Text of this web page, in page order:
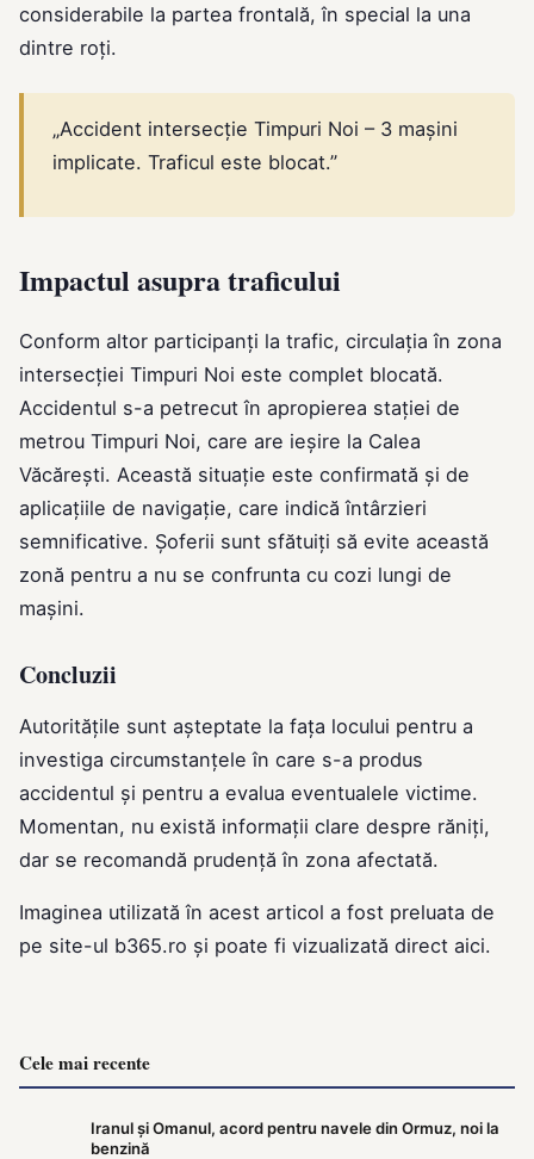
considerabile la partea frontală, în special la una
dintre roți.
„Accident intersecție Timpuri Noi – 3 mașini
implicate. Traficul este blocat.”
Impactul asupra traficului
Conform altor participanți la trafic, circulația în zona
intersecției Timpuri Noi este complet blocată.
Accidentul s-a petrecut în apropierea stației de
metrou Timpuri Noi, care are ieșire la Calea
Văcărești. Această situație este confirmată și de
aplicațiile de navigație, care indică întârzieri
semnificative. Șoferii sunt sfătuiți să evite această
zonă pentru a nu se confrunta cu cozi lungi de
mașini.
Concluzii
Autoritățile sunt așteptate la fața locului pentru a
investiga circumstanțele în care s-a produs
accidentul și pentru a evalua eventualele victime.
Momentan, nu există informații clare despre răniți,
dar se recomandă prudență în zona afectată.
Imaginea utilizată în acest articol a fost preluata de
pe site-ul b365.ro și poate fi vizualizată direct aici.
Cele mai recente
Iranul și Omanul, acord pentru navele din Ormuz, noi la
benzină